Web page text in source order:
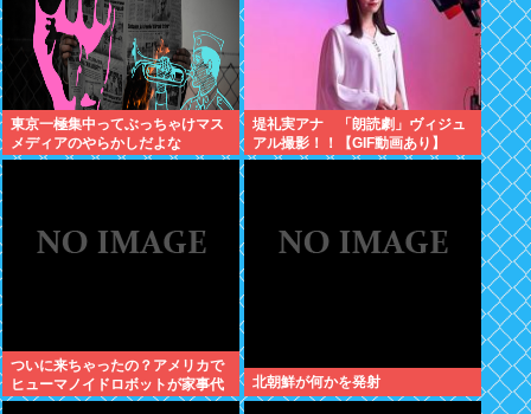
東京一極集中ってぶっちゃけマス
メディアのやらかしだよな
堤礼実アナ 「朗読劇」ヴィジュ
アル撮影！！【GIF動画あり】
ついに来ちゃったの？アメリカで
ヒューマノイドロボットが家事代
行サービスを開始
北朝鮮が何かを発射